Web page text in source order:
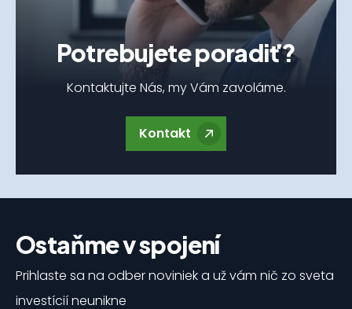
Potrebujete poradiť?
Kontaktujte Nás, my Vám zavoláme.
Kontakt
Ostaňme v spojení
Prihlaste sa na odber noviniek a už vám nič zo sveta
investícií neunikne